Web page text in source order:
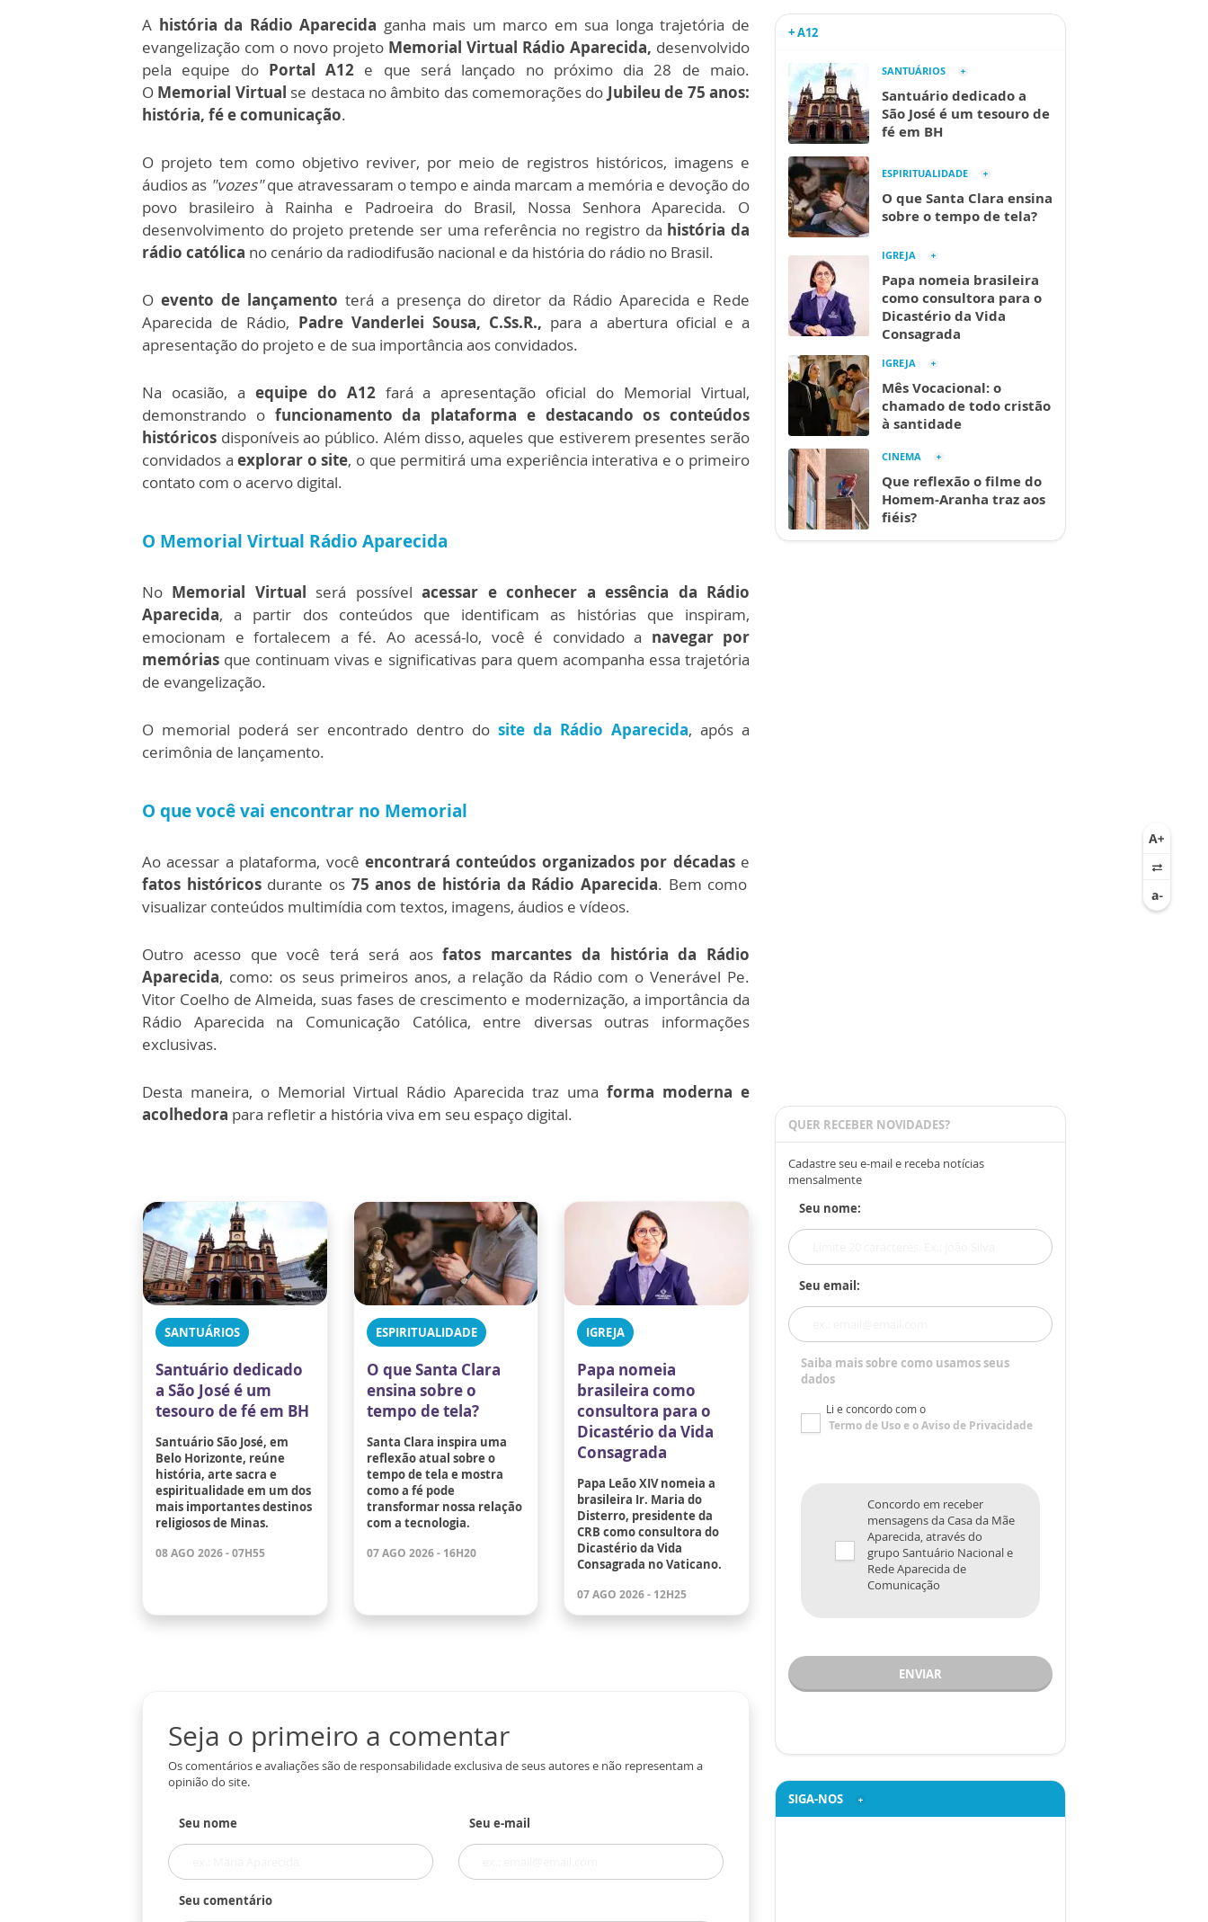
A história da Rádio Aparecida ganha mais um marco em sua longa trajetória de
evangelização com o novo projeto Memorial Virtual Rádio Aparecida, desenvolvido
pela equipe do Portal A12 e que será lançado no próximo dia 28 de maio.
O Memorial Virtual se destaca no âmbito das comemorações do Jubileu de 75 anos:
história, fé e comunicação.
O projeto tem como objetivo reviver, por meio de registros históricos, imagens e
áudios as "vozes"que atravessaram o tempo e ainda marcam a memória e devoção do
povo brasileiro à Rainha e Padroeira do Brasil, Nossa Senhora Aparecida. O
desenvolvimento do projeto pretende ser uma referência no registro da história da
rádio católica no cenário da radiodifusão nacional e da história do rádio no Brasil.
O evento de lançamento terá a presença do diretor da Rádio Aparecida e Rede
Aparecida de Rádio, Padre Vanderlei Sousa, C.Ss.R., para a abertura oficial e a
apresentação do projeto e de sua importância aos convidados.
Na ocasião, a equipe do A12fará a apresentação oficial do Memorial Virtual,
demonstrando o funcionamento da plataforma e destacando os conteúdos
históricos disponíveis ao público. Além disso, aqueles que estiverem presentes serão
convidados aexplorar o site, o que permitirá uma experiência interativa e o primeiro
contato com o acervo digital.
O Memorial Virtual Rádio Aparecida
No Memorial Virtual será possível acessar e conhecer a essência da Rádio
Aparecida, a partir dos conteúdos que identificam as histórias que inspiram,
emocionam e fortalecem a fé. Ao acessá-lo, você é convidado a navegar por
memórias que continuam vivas e significativas para quem acompanha essa trajetória
de evangelização.
O memorial poderá ser encontrado dentro do site da Rádio Aparecida, após a
cerimônia de lançamento.
O que você vai encontrar no Memorial
Ao acessar a plataforma, você encontrará conteúdos organizados por décadase
fatos históricosdurante os 75 anos de história da Rádio Aparecida. Bem como
visualizar conteúdos multimídia com textos, imagens, áudios e vídeos.
Outro acesso que você terá será aosfatos marcantes da história da Rádio
Aparecida, como: os seus primeiros anos, a relação da Rádio com o Venerável Pe.
Vitor Coelho de Almeida, suas fases de crescimento e modernização, a importância da
Rádio Aparecida na Comunicação Católica, entre diversas outras informações
exclusivas.
Desta maneira, o Memorial Virtual Rádio Aparecida traz uma forma moderna e
acolhedora para refletir a história viva em seu espaço digital.
SANTUÁRIOS
Santuário dedicado
a São José é um
tesouro de fé em BH
Santuário São José, em
Belo Horizonte, reúne
história, arte sacra e
espiritualidade em um dos
mais importantes destinos
religiosos de Minas.
08 AGO 2026 - 07H55
ESPIRITUALIDADE
O que Santa Clara
ensina sobre o
tempo de tela?
Santa Clara inspira uma
reflexão atual sobre o
tempo de tela e mostra
como a fé pode
transformar nossa relação
com a tecnologia.
07 AGO 2026 - 16H20
IGREJA
Papa nomeia
brasileira como
consultora para o
Dicastério da Vida
Consagrada
Papa Leão XIV nomeia a
brasileira Ir. Maria do
Disterro, presidente da
CRB como consultora do
Dicastério da Vida
Consagrada no Vaticano.
07 AGO 2026 - 12H25
Seja o primeiro a comentar
Os comentários e avaliações são de responsabilidade exclusiva de seus autores e não representam a
opinião do site.
Seu nome Seu e-mail
Seu comentário
+ A12
SANTUÁRIOS
Santuário dedicado a
São José é um tesouro de
fé em BH
ESPIRITUALIDADE
O que Santa Clara ensina
sobre o tempo de tela?
IGREJA
Papa nomeia brasileira
como consultora para o
Dicastério da Vida
Consagrada
IGREJA
Mês Vocacional: o
chamado de todo cristão
à santidade
CINEMA
Que reflexão o filme do
Homem-Aranha traz aos
fiéis?
QUER RECEBER NOVIDADES?
Cadastre seu e-mail e receba notícias
mensalmente
Seu nome:
Seu email:
Saiba mais sobre como usamos seus
dados
Li e concordo com o
Termo de Usoe oAviso de Privacidade
Concordo em receber
mensagens da Casa da Mãe
Aparecida, através do
grupo Santuário Nacional e
Rede Aparecida de
Comunicação
ENVIAR
SIGA-NOS